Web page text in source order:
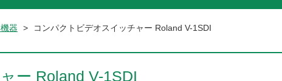
器 > コンパクトビデオスイッチャー Roland V-1SDI
ー Roland V-1SDI